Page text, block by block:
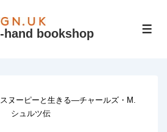
hand bookshop
ヌーピーと生きる―チャールズ・M.
シュルツ伝